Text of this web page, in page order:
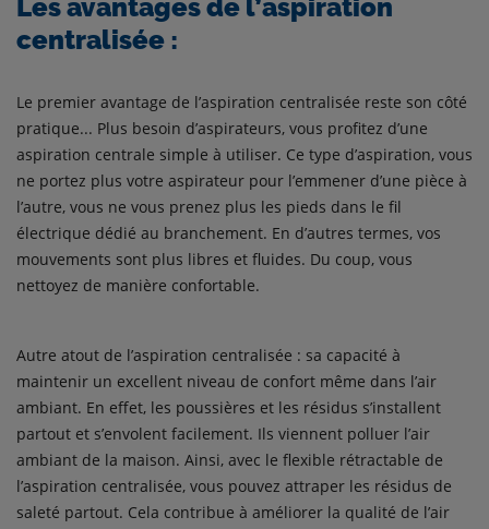
Les avantages de l’aspiration
centralisée :
Le premier avantage de l’aspiration centralisée reste son côté
pratique... Plus besoin d’aspirateurs, vous profitez d’une
aspiration centrale simple à utiliser. Ce type d’aspiration, vous
ne portez plus votre aspirateur pour l’emmener d’une pièce à
l’autre, vous ne vous prenez plus les pieds dans le fil
électrique dédié au branchement. En d’autres termes, vos
mouvements sont plus libres et fluides. Du coup, vous
nettoyez de manière confortable.
Autre atout de l’aspiration centralisée : sa capacité à
maintenir un excellent niveau de confort même dans l’air
ambiant. En effet, les poussières et les résidus s’installent
partout et s’envolent facilement. Ils viennent polluer l’air
ambiant de la maison. Ainsi, avec le flexible rétractable de
l’aspiration centralisée, vous pouvez attraper les résidus de
saleté partout. Cela contribue à améliorer la qualité de l’air